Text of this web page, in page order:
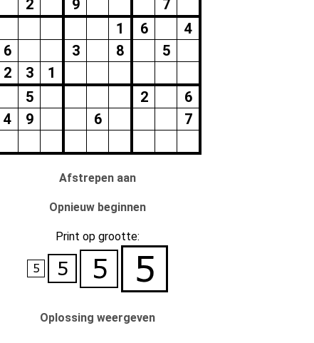
2
9
7
1
6
4
6
3 8
5
2
3
1
5
2
6
4
9 6 7
Afstrepen aan
Opnieuw beginnen
Print op grootte:
Oplossing weergeven